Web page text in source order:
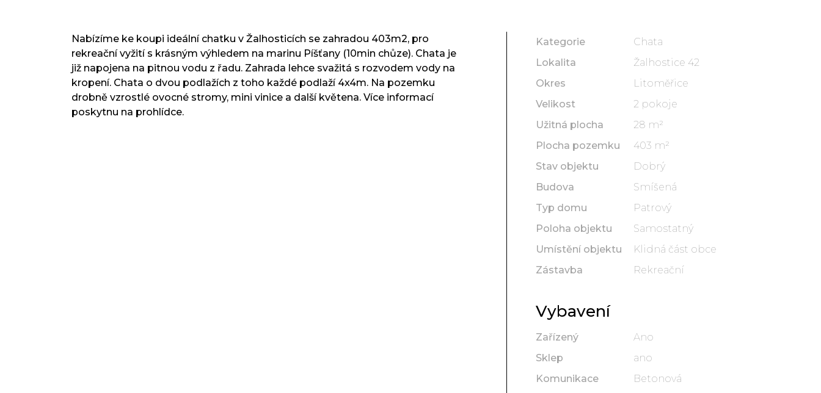
Nabízíme ke koupi ideální chatku v Žalhosticích se zahradou 403m2, pro
rekreační vyžití s krásným výhledem na marinu Píšťany (10min chůze). Chata je
již napojena na pitnou vodu z řadu. Zahrada lehce svažitá s rozvodem vody na
kropení. Chata o dvou podlažích z toho každé podlaží 4x4m. Na pozemku
drobně vzrostlé ovocné stromy, mini vinice a další květena. Více informací
poskytnu na prohlídce.
Kategorie
Chata
Lokalita
Žalhostice 42
Okres
Litoměřice
Velikost
2 pokoje
Užitná plocha
28 m²
Plocha pozemku
403 m²
Stav objektu
Dobrý
Budova
Smíšená
Typ domu
Patrový
Poloha objektu
Samostatný
Umístění objektu
Klidná část obce
Zástavba
Rekreační
Vybavení
Zařízený
Ano
Sklep
ano
Komunikace
Betonová